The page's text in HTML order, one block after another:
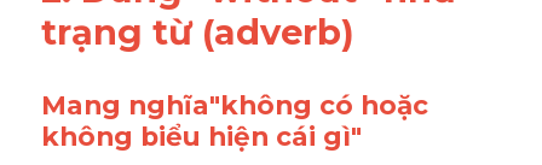
trạng từ (adverb)
Mang nghĩa"không có hoặc
không biểu hiện cái gì"